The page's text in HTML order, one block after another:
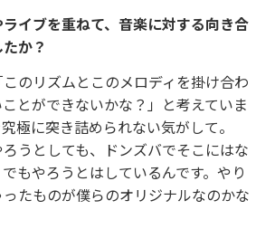
イブを重ねて、音楽に対する向き合
か？
のリズムとこのメロディを掛け合わ
とができないかな？」と考えていま
極に突き詰められない気がして。
うとしても、ドンズバでそこにはな
もやろうとはしているんです。やり
たものが僕らのオリジナルなのかな